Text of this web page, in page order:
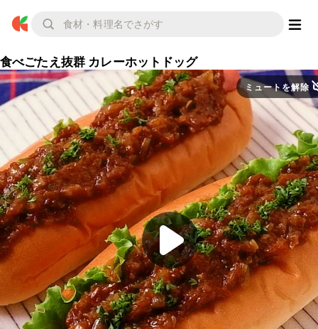
食べごたえ抜群 カレーホットドッグ
ミュートを解除